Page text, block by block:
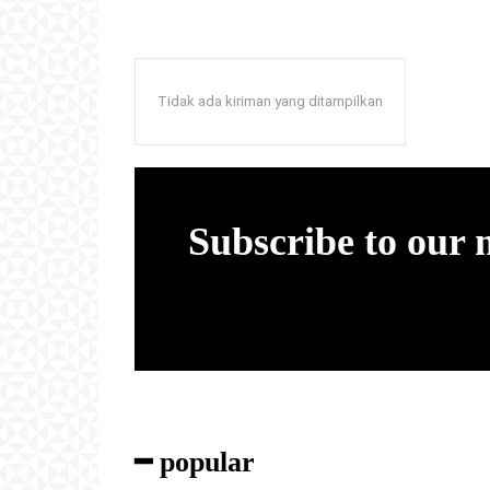
Tidak ada kiriman yang ditampilkan
Subscribe to our
━ popular